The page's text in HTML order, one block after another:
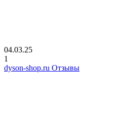
04.03.25
1
dyson-shop.ru Отзывы